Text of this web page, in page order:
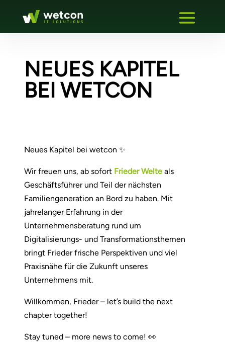
NEUES KAPITEL
BEI WETCON
Neues Kapitel bei wetcon ✨
Wir freuen uns, ab sofort Frieder Welte als
Geschäftsführer und Teil der nächsten
Familiengeneration an Bord zu haben. Mit
jahrelanger Erfahrung in der
Unternehmensberatung rund um
Digitalisierungs- und Transformationsthemen
bringt Frieder frische Perspektiven und viel
Praxisnähe für die Zukunft unseres
Unternehmens mit.
Willkommen, Frieder – let’s build the next
chapter together!
Stay tuned – more news to come! 👀